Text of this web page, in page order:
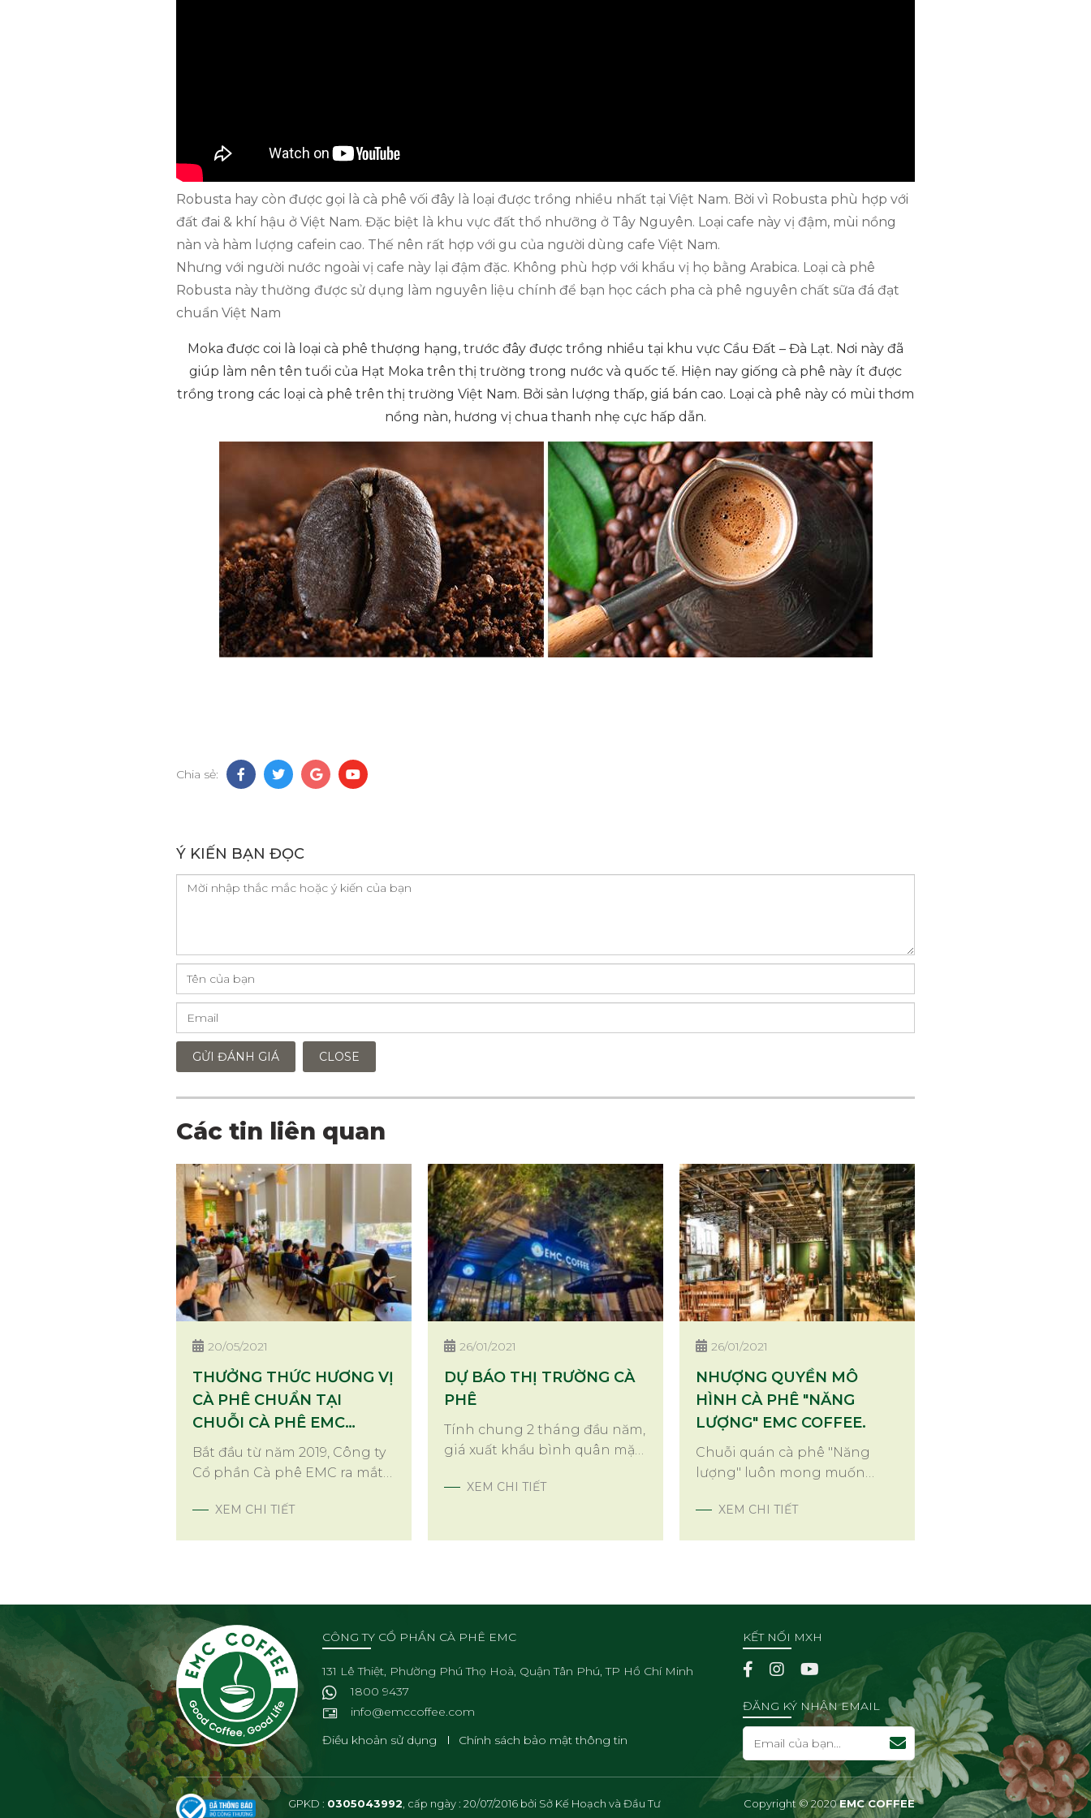
Robusta hay còn được gọi là cà phê vối đây là loại được trồng nhiều nhất tại Việt Nam. Bời vì Robusta phù hợp với
đất đai & khí hậu ở Việt Nam. Đặc biệt là khu vực đất thổ nhưỡng ở Tây Nguyên. Loại cafe này vị đậm, mùi nồng
nàn và hàm lượng cafein cao. Thế nên rất hợp với gu của người dùng cafe Việt Nam.
Nhưng với người nước ngoài vị cafe này lại đậm đặc. Không phù hợp với khẩu vị họ bằng Arabica. Loại cà phê
Robusta này thường được sử dụng làm nguyên liệu chính để bạn học cách pha cà phê nguyên chất sữa đá đạt
chuẩn Việt Nam
Moka được coi là loại cà phê thượng hạng, trước đây được trồng nhiều tại khu vực Cầu Đất – Đà Lạt. Nơi này đã
giúp làm nên tên tuổi của Hạt Moka trên thị trường trong nước và quốc tế. Hiện nay giống cà phê này ít được
trồng trong các loại cà phê trên thị trường Việt Nam. Bởi sản lượng thấp, giá bán cao. Loại cà phê này có mùi thơm
nồng nàn, hương vị chua thanh nhẹ cực hấp dẫn.
Chia sẻ:
Ý KIẾN BẠN ĐỌC
GỬI ĐÁNH GIÁ CLOSE
Các tin liên quan
20/05/2021
THƯỞNG THỨC HƯƠNG VỊ
CÀ PHÊ CHUẨN TẠI
CHUỖI CÀ PHÊ EMC
COFFEE
Bắt đầu từ năm 2019, Công ty
Cổ phần Cà phê EMC ra mắt
COFFEE, mang đến cho
XEM CHI TIẾT
26/01/2021
DỰ BÁO THỊ TRƯỜNG CÀ
PHÊ
Tính chung 2 tháng đầu năm,
giá xuất khẩu bình quân mặt
XEM CHI TIẾT
26/01/2021
NHƯỢNG QUYỀN MÔ
HÌNH CÀ PHÊ "NĂNG
LƯỢNG" EMC COFFEE.
Chuỗi quán cà phê "Năng
lượng" luôn mong muốn
hàng, Quý nhà đầu tư theo
XEM CHI TIẾT
CÔNG TY CỔ PHẦN CÀ PHÊ EMC
131 Lê Thiệt, Phường Phú Thọ Hoà, Quận Tân Phú, TP Hồ Chí Minh
1800 9437
info@emccoffee.com
Điều khoản sử dụng
Chính sách bảo mật thông tin
KẾT NỐI MXH
ĐĂNG KÝ NHẬN EMAIL
GPKD : 0305043992, cấp ngày : 20/07/2016 bởi Sở Kế Hoạch và Đầu Tư
Copyright © 2020EMC COFFEE